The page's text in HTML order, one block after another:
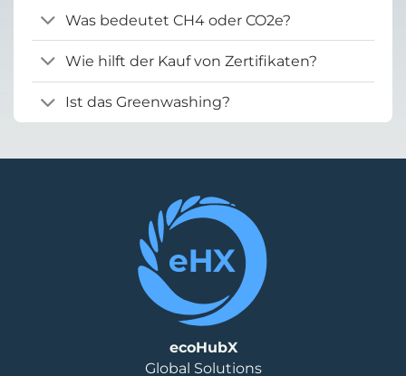
Was bedeutet CH4 oder CO2e?
Wie hilft der Kauf von Zertifikaten?
Ist das Greenwashing?
ecoHubX
Global Solutions